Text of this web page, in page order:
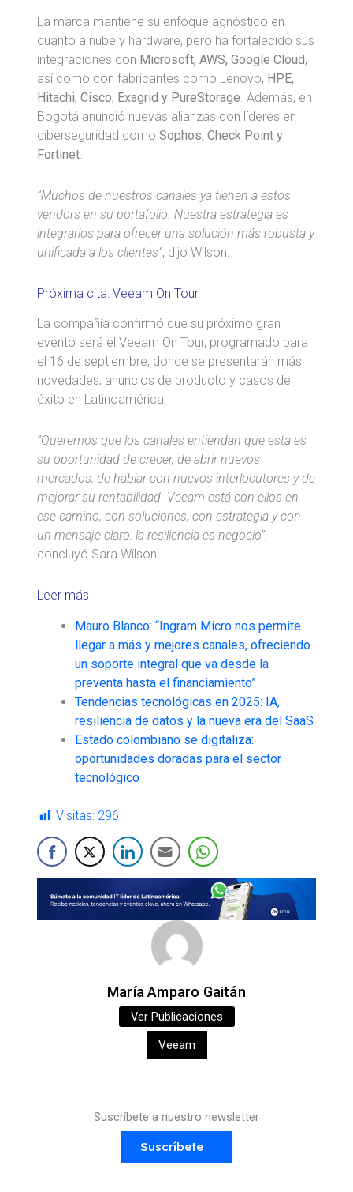
La marca mantiene su enfoque agnóstico en
cuanto a nube y hardware, pero ha fortalecido sus
integraciones con Microsoft, AWS, Google Cloud,
así como con fabricantes como Lenovo, HPE,
Hitachi, Cisco, Exagrid y PureStorage . Además, en
Bogotá anunció nuevas alianzas con líderes en
ciberseguridad comoSophos, Check Point y
Fortinet
“Muchos de nuestros canales ya tienen a estos
vendors en su portafolio. Nuestra estrategia es
integrarlos para ofrecer una solución más robusta y
unificada a los clientes”, dijo Wilson.
Próxima cita: Veeam On Tour
La compañía confirmó que su próximo gran
evento será el Veeam On Tour, programado para
el 16 de septiembre, donde se presentarán más
novedades, anuncios de producto y casos de
éxito en Latinoamérica.
“Queremos que los canales entiendan que esta es
su oportunidad de crecer, de abrir nuevos
mercados, de hablar con nuevos interlocutores y de
mejorar su rentabilidad. Veeam está con ellos en
ese camino, con soluciones, con estrategia y con
un mensaje claro: la resiliencia es negocio”,
concluyó Sara Wilson.
Leer más
Mauro Blanco: “Ingram Micro nos permite
llegar a más y mejores canales, ofreciendo
un soporte integral que va desde la
preventa hasta el financiamiento”
Tendencias tecnológicas en 2025: IA,
resiliencia de datos y la nueva era del SaaS
Estado colombiano se digitaliza:
oportunidades doradas para el sector
tecnológico
Visitas: 296
María Amparo Gaitán
Ver Publicaciones
Veeam
Suscríbete a nuestro newsletter
Suscríbete